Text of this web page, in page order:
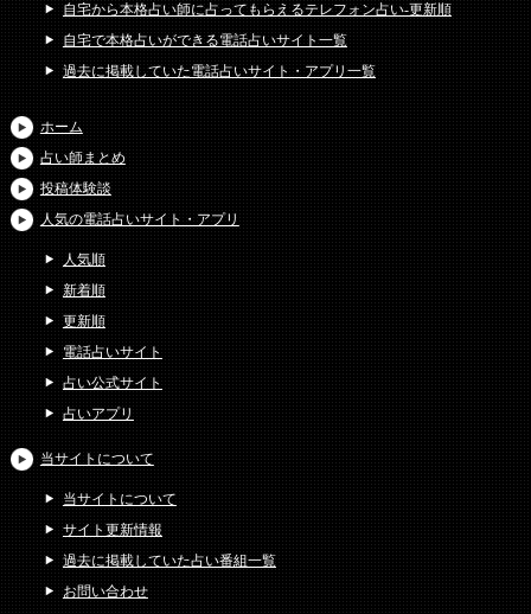
自宅から本格占い師に占ってもらえるテレフォン占い-更新順
自宅で本格占いができる電話占いサイト一覧
過去に掲載していた電話占いサイト・アプリ一覧
ホーム
占い師まとめ
投稿体験談
人気の電話占いサイト・アプリ
人気順
新着順
更新順
電話占いサイト
占い公式サイト
占いアプリ
当サイトについて
当サイトについて
サイト更新情報
過去に掲載していた占い番組一覧
お問い合わせ